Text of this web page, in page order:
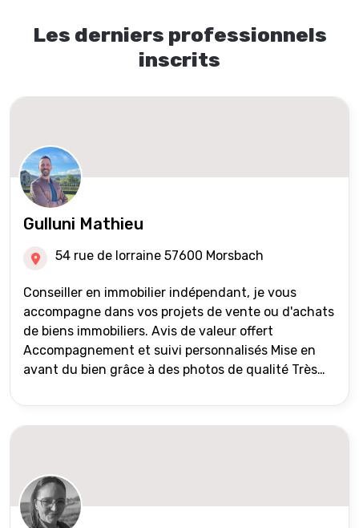
Les derniers professionnels
inscrits
Gulluni Mathieu
54 rue de lorraine 57600 Morsbach
Conseiller en immobilier indépendant, je vous
accompagne dans vos projets de vente ou d'achats
de biens immobiliers. Avis de valeur offert
Accompagnement et suivi personnalisés Mise en
avant du bien grâce à des photos de qualité Très
international) Validation du financement des
acquéreurs auprès de partenaires financiers
réseau Iad France et Iad Deutschland Inter agence